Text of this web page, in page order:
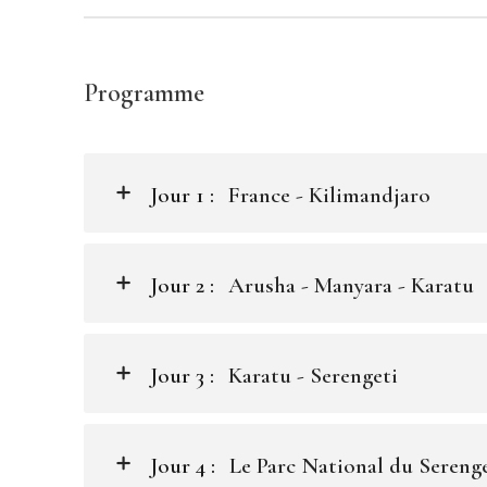
Programme
Jour 1 : France - Kilimandjaro
Jour 2 : Arusha - Manyara - Karatu
Jour 3 : Karatu - Serengeti
Jour 4 : Le Parc National du